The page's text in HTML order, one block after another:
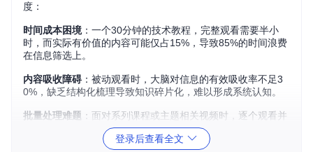
度：
时间成本困境：一个30分钟的技术教程，完整观看需要半小
时，而实际有价值的内容可能仅占15%，导致85%的时间浪费
在信息筛选上。
内容吸收障碍：被动观看时，大脑对信息的有效吸收率不足3
0%，缺乏结构化梳理导致知识碎片化，难以形成系统认知。
批量处理难题 ：面对系列课程或主题相关视频时，逐个观看并
整理笔记的传统方式，使得知识体系构建效率低下。
登录后查看全文